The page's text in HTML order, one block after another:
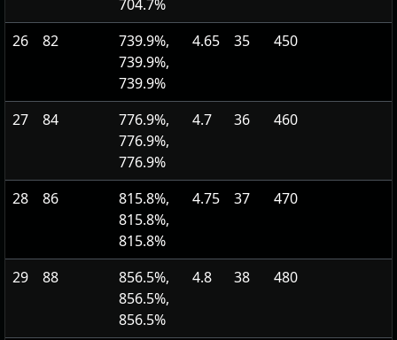
704.7%
26 82
739.9%,
739.9%,
739.9%
4.65 35 450
27 84
776.9%,
776.9%,
776.9%
4.7 36 460
28 86
815.8%,
815.8%,
815.8%
4.75 37 470
29 88
856.5%,
856.5%,
856.5%
4.8 38 480